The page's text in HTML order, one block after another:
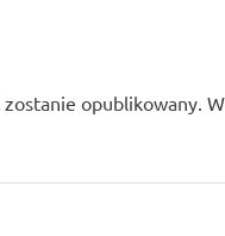
opublikowany.